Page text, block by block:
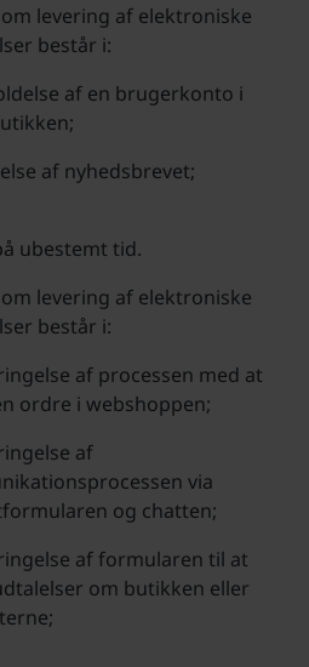
levering af elektroniske
består i:
af en brugerkonto i
af nyhedsbrevet;
ubestemt tid.
levering af elektroniske
består i:
af processen med at
ordre i webshoppen;
af
via
og chatten;
af formularen til at
om butikken eller